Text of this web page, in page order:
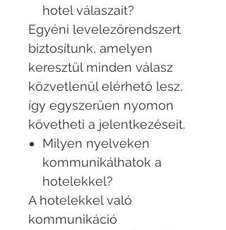
hotel válaszait?
Egyéni levelezőrendszert
biztosítunk, amelyen
keresztül minden válasz
közvetlenül elérhető lesz,
így egyszerűen nyomon
követheti a jelentkezéseit.
Milyen nyelveken
kommunikálhatok a
hotelekkel?
A hotelekkel való
kommunikáció